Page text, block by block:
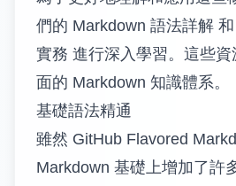
們的 Markdown 語法詳解 和
實務 進行深入學習。這些
面的 Markdown 知識體系。
基礎語法精通
雖然 GitHub Flavored
Markdown 基礎上增加了許